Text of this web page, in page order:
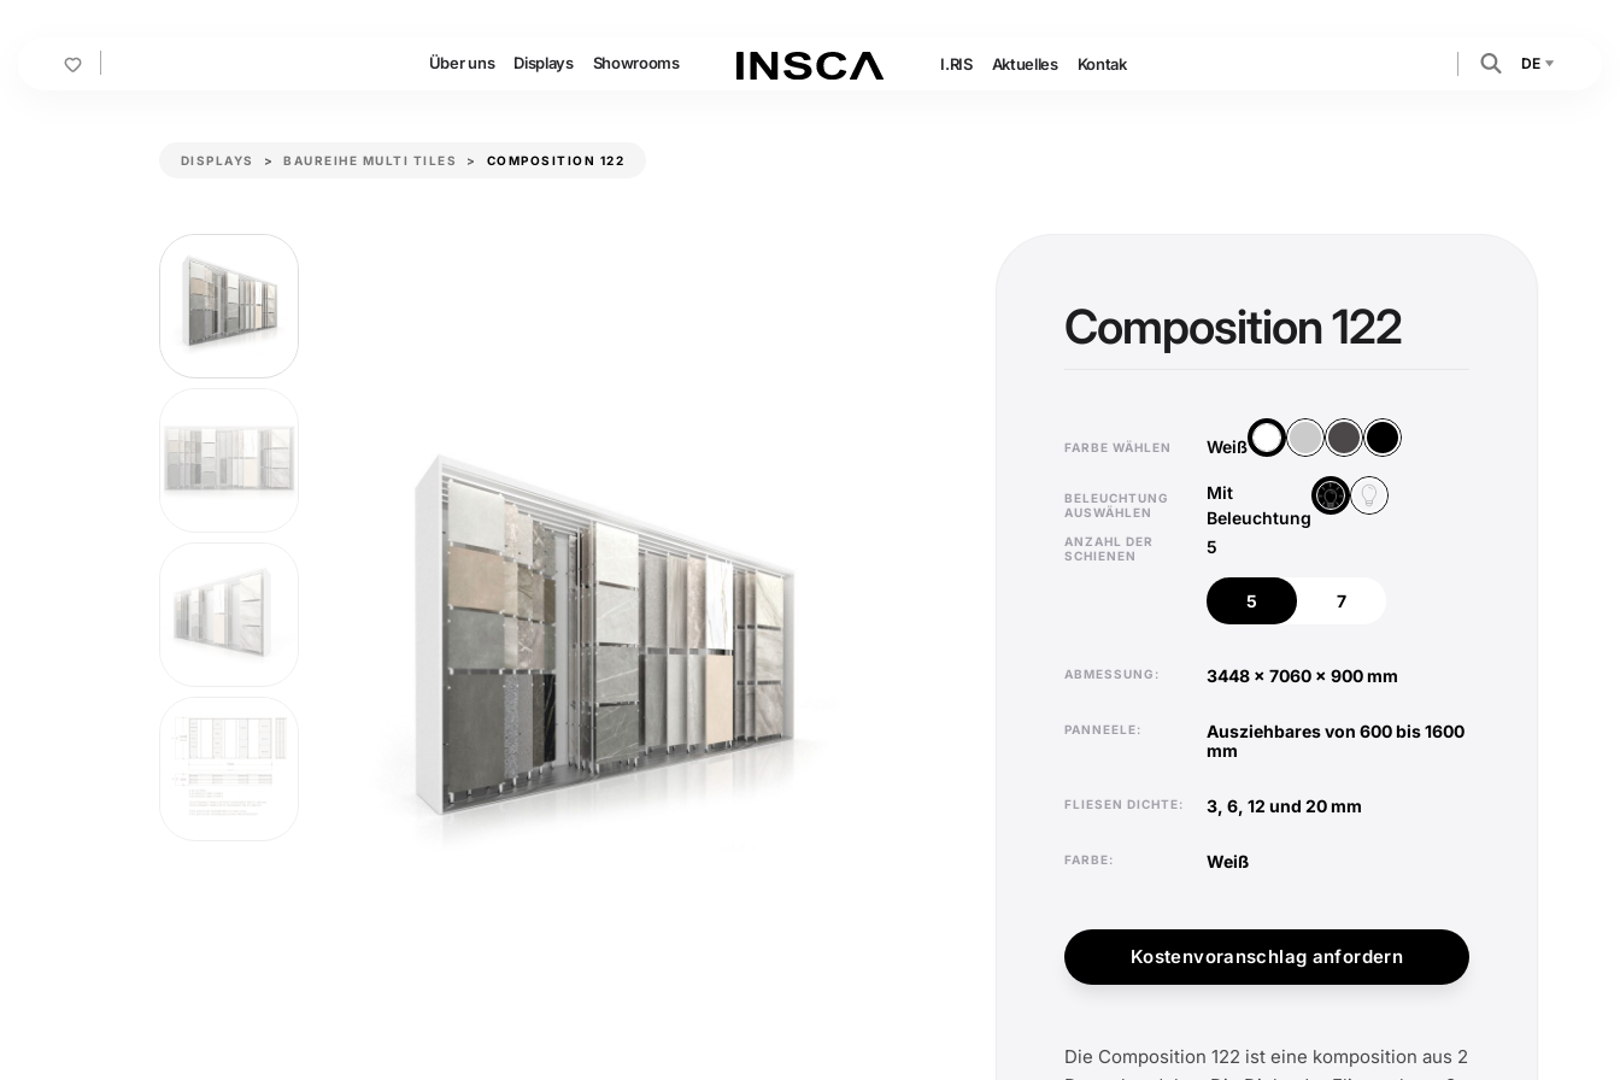
Cart Über uns Displays Showrooms I.RIS Aktuelles Kontak DE
DISPLAYS BAUREIHE MULTI TILES COMPOSITION 122
Composition 122
FARBE WÄHLEN Weiß
WeißSilberAnthrazitSchwarz
BELEUCHTUNG
AUSWÄHLEN
Mit
Beleuchtung
Mit Beleuchtung
Ohne Beleuchtung
ANZAHL DER
SCHIENEN
5
5
5
7
7
ABMESSUNG 3448 x 7060 x 900 mm
PANNEELE
ausziehbares von 600 bis 1600
mm
FLIESEN DICHTE 3, 6, 12 und 20 mm
FARBE weiß
Kostenvoranschlag anfordern
Die Composition 122 ist eine komposition aus 2